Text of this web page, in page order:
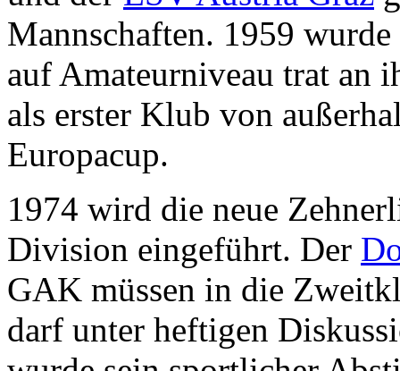
Mannschaften. 1959
auf Amateurniveau trat an
als erster Klub von
Europacup.
1974 wird die neue
Division eingeführt. Der
GAK müssen in die
darf unter heftigen